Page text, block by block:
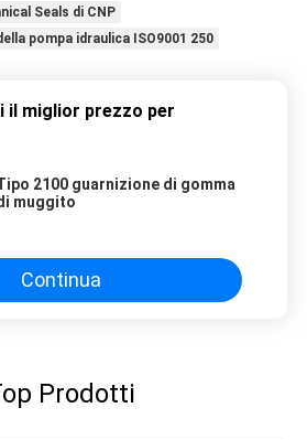
Seals di CNP
pompa idraulica ISO9001 250
il miglior prezzo per
2100 guarnizione di gomma
muggito
Continua
Prodotti